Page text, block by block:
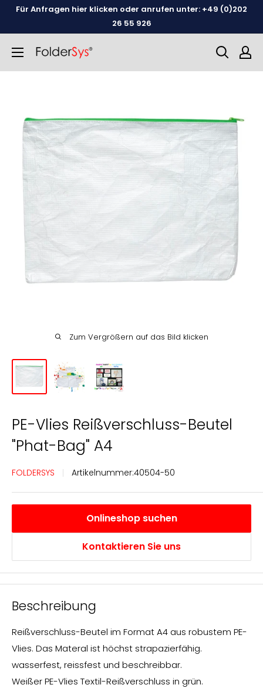
WeiterFür Anfragen hier klicken oder anrufen unter: +49 (0)202
26 55 926
Zum Vergrößern auf das Bild klicken
PE-Vlies Reißverschluss-Beutel
"Phat-Bag" A4
FOLDERSYS Artikelnummer:40504-50
Onlineshop suchen
Kontaktieren Sie uns
Beschreibung
Reißverschluss-Beutel im Format A4 aus robustem PE-
Vlies. Das Materal ist höchst strapazierfähig.
wasserfest, reissfest und beschreibbar.
Weißer PE-Vlies Textil-Reißverschluss in grün.